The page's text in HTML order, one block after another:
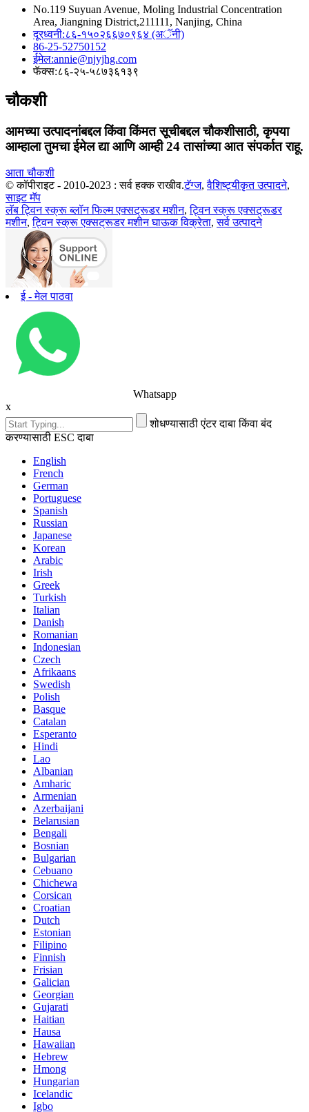
No.119 Suyuan Avenue, Moling Industrial Concentration
Area, Jiangning District,211111, Nanjing, China
दूरध्वनी:८६-१५०२६६७०९६४ (अॅनी)
86-25-52750152
ईमेल:annie@njyjhg.com
फॅक्स:८६-२५-५८७३६१३९
चौकशी
आमच्या उत्पादनांबद्दल किंवा किंमत सूचीबद्दल चौकशीसाठी, कृपया
आम्हाला तुमचा ईमेल द्या आणि आम्ही 24 तासांच्या आत संपर्कात राहू.
आता चौकशी
© कॉपीराइट - 2010-2023 : सर्व हक्क राखीव.टॅग्ज,वैशिष्ट्यीकृत उत्पादने,
साइट मॅप
लॅब ट्विन स्क्रू ब्लॉन फिल्म एक्सट्रूडर मशीन,ट्विन स्क्रू एक्सट्रूडर
मशीन,ट्विन स्क्रू एक्सट्रूडर मशीन घाऊक विक्रेता,सर्व उत्पादने
ई - मेल पाठवा
Whatsapp
x
शोधण्यासाठी एंटर दाबा किंवा बंद
करण्यासाठी ESC दाबा
English
French
German
Portuguese
Spanish
Russian
Japanese
Korean
Arabic
Irish
Greek
Turkish
Italian
Danish
Romanian
Indonesian
Czech
Afrikaans
Swedish
Polish
Basque
Catalan
Esperanto
Hindi
Lao
Albanian
Amharic
Armenian
Azerbaijani
Belarusian
Bengali
Bosnian
Bulgarian
Cebuano
Chichewa
Corsican
Croatian
Dutch
Estonian
Filipino
Finnish
Frisian
Galician
Georgian
Gujarati
Haitian
Hausa
Hawaiian
Hebrew
Hmong
Hungarian
Icelandic
Igbo